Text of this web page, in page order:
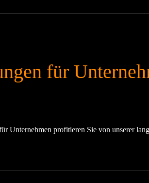
für
Unternehmen profitieren Sie von unserer